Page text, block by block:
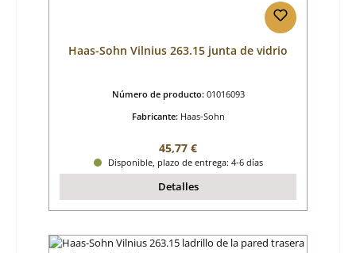
Haas-Sohn Vilnius 263.15 junta de vidrio
Número de producto: 01016093
Fabricante: Haas-Sohn
Precio normal:
45,77 €
Disponible, plazo de entrega: 4-6 días
Detalles